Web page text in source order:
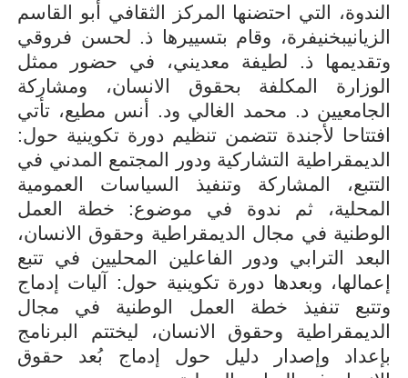
الندوة، التي احتضنها المركز الثقافي أبو القاسم
الزيانيبخنيفرة، وقام بتسييرها ذ. لحسن فروقي
وتقديمها ذ. لطيفة معديني، في حضور ممثل
الوزارة المكلفة بحقوق الانسان، ومشاركة
الجامعيين د. محمد الغالي ود. أنس مطيع، تأتي
افتتاحا لأجندة تتضمن تنظيم دورة تكوينية حول:
الديمقراطية التشاركية ودور المجتمع المدني في
التتبع، المشاركة وتنفيذ السياسات العمومية
المحلية، ثم ندوة في موضوع: خطة العمل
الوطنية في مجال الديمقراطية وحقوق الانسان،
البعد الترابي ودور الفاعلين المحليين في تتبع
إعمالها، وبعدها دورة تكوينية حول: آليات إدماج
وتتبع تنفيذ خطة العمل الوطنية في مجال
الديمقراطية وحقوق الانسان، ليختتم البرنامج
بإعداد وإصدار دليل حول إدماج بُعد حقوق